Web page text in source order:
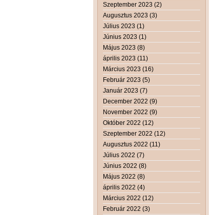
Szeptember 2023 (2)
Augusztus 2023 (3)
Július 2023 (1)
Június 2023 (1)
Május 2023 (8)
április 2023 (11)
Március 2023 (16)
Február 2023 (5)
Január 2023 (7)
December 2022 (9)
November 2022 (9)
Október 2022 (12)
Szeptember 2022 (12)
Augusztus 2022 (11)
Július 2022 (7)
Június 2022 (8)
Május 2022 (8)
április 2022 (4)
Március 2022 (12)
Február 2022 (3)